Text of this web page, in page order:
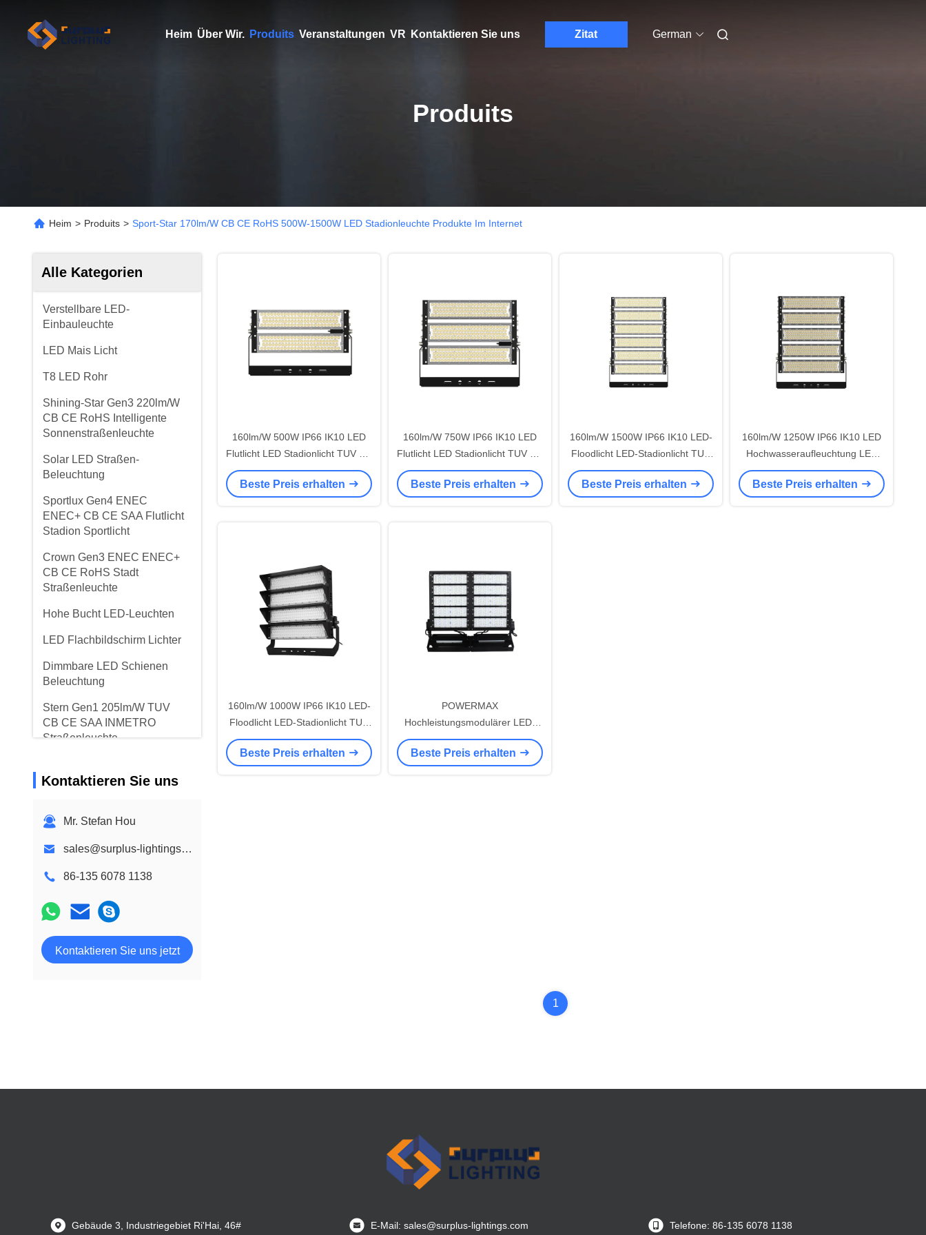
Heim Über Wir. Produits Veranstaltungen VR Kontaktieren Sie uns Zitat German
Produits
Heim > Produits > Sport-Star 170lm/W CB CE RoHS 500W-1500W LED Stadionleuchte Produkte Im Internet
Alle Kategorien
Verstellbare LED-
Einbauleuchte
LED Mais Licht
T8 LED Rohr
Shining-Star Gen3 220lm/W
CB CE RoHS Intelligente
Sonnenstraßenleuchte
Solar LED Straßen-
Beleuchtung
Sportlux Gen4 ENEC
ENEC+ CB CE SAA Flutlicht
Stadion Sportlicht
Crown Gen3 ENEC ENEC+
CB CE RoHS Stadt
Straßenleuchte
Hohe Bucht LED-Leuchten
LED Flachbildschirm Lichter
Dimmbare LED Schienen
Beleuchtung
Stern Gen1 205lm/W TUV
CB CE SAA INMETRO
Straßenleuchte
300W-1000W CB CE SAA
Moduläres Flutlicht für
Einbauleuchte
LED Schienen Lichter
Rohr
Kontaktieren Sie uns
Mr. Stefan Hou
sales@surplus-lightings.com
86-135 6078 1138
Kontaktieren Sie uns jetzt
160lm/W 500W IP66 IK10 LED
Flutlicht LED Stadionlicht TUV CB
CE ENEC SAA RoHS UKCA
Genehmigte Außenbeleuchtung
Beste Preis erhalten
160lm/W 750W IP66 IK10 LED
Flutlicht LED Stadionlicht TUV CB
CE ENEC SAA RoHS UKCA
Genehmigte Außenbeleuchtung
Beste Preis erhalten
160lm/W 1500W IP66 IK10 LED-
Floodlicht LED-Stadionlicht TUV
CB CE ENEC SAA RoHS UKCA
Genehmigte Außenbeleuchtung
Beste Preis erhalten
160lm/W 1250W IP66 IK10 LED
Hochwasseraufleuchtung LED
Stadionslicht TUV CB CE ENEC
SAA RoHS UKCA Genehmigte
Beste Preis erhalten
160lm/W 1000W IP66 IK10 LED-
Floodlicht LED-Stadionlicht TUV
CB CE ENEC SAA RoHS UKCA
Genehmigte Außenbeleuchtung
Beste Preis erhalten
POWERMAX
Hochleistungsmodulärer LED-
Flut/Stadion/Spotlicht TUV CE CB
SAA genehmigt
Beste Preis erhalten
1
Gebäude 3, Industriegebiet Ri'Hai, 46# E-Mail: sales@surplus-lightings.com Telefone: 86-135 6078 1138